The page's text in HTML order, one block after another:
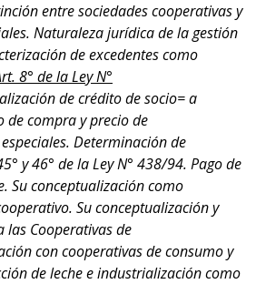
entre sociedades cooperativas y
Naturaleza jurídica de la gestión
de excedentes como
8° de la Ley N°
de crédito de socio= a
de compra y precio de
Determinación de
y 46° de la Ley N° 438/94. Pago de
Su conceptualización como
Su conceptualización y
las Cooperativas de
con cooperativas de consumo y
de leche e industrialización como